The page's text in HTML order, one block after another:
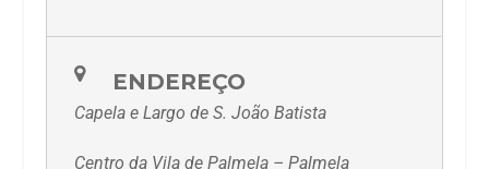
ENDEREÇO
Capela e Largo de S. João Batista
Centro da Vila de Palmela – Palmela